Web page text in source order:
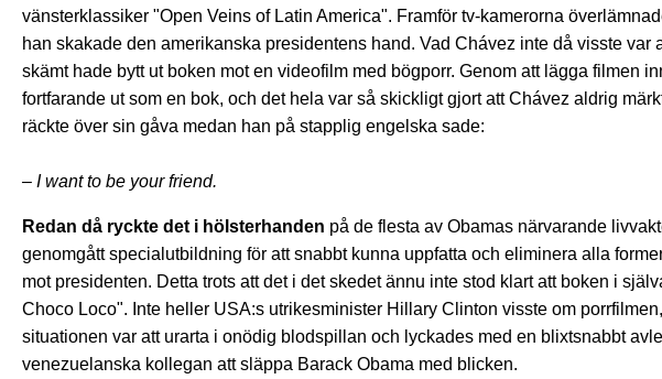
vänsterklassiker "Open Veins of Latin America". Framför tv-kamerorna
han skakade den amerikanska presidentens hand. Vad Chávez inte då visste var
skämt hade bytt ut boken mot en videofilm med bögporr. Genom att lägga filmen
fortfarande ut som en bok, och det hela var så skickligt gjort att Chávez aldrig
räckte över sin gåva medan han på stapplig engelska sade:
– I want to be your friend.
Redan då ryckte det i hölsterhanden på de flesta av Obamas närvarande
genomgått specialutbildning för att snabbt kunna uppfatta och eliminera alla
mot presidenten. Detta trots att det i det skedet ännu inte stod klart att boken i
Choco Loco". Inte heller USA:s utrikesminister Hillary Clinton visste om
situationen var att urarta i onödig blodspillan och lyckades med en blixtsnabbt
venezuelanska kollegan att släppa Barack Obama med blicken.